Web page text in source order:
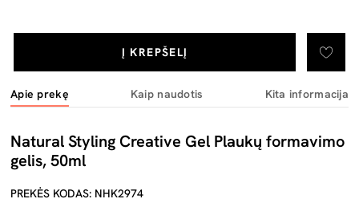
Į KREPŠELĮ
Apie prekę Kaip naudotis Kita informacija
Natural Styling Creative Gel Plaukų formavimo
gelis, 50ml
PREKĖS KODAS: NHK2974